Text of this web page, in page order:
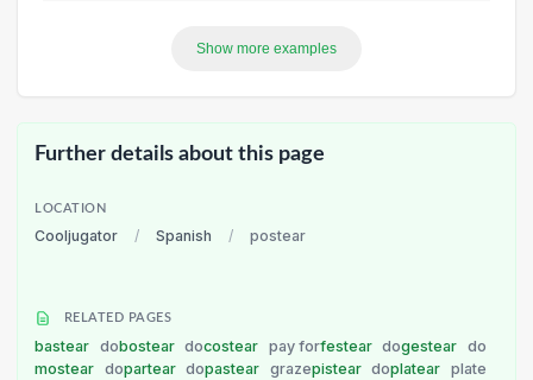
Show more examples
Further details about this page
LOCATION
Cooljugator / Spanish / postear
RELATED PAGES
bastear dobostear docostear pay forfestear dogestear do
mostear dopartear dopastear grazepistear doplatear plate